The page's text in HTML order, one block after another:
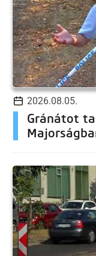
2026.08.05.
Gránátot